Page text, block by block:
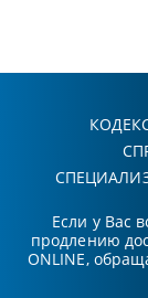
Если у Вас
продлению
ONLINE,